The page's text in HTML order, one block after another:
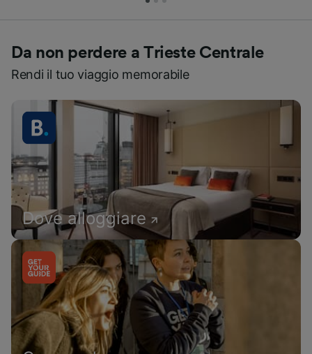
Da non perdere a Trieste Centrale
Rendi il tuo viaggio memorabile
Dove alloggiare